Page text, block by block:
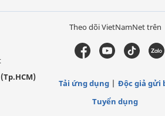
Theo dõi VietNamNet trên
Tải ứng dụng
Độc giả gửi
Tuyển dụng